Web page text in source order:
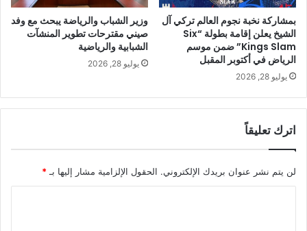
بمشاركة نخبة نجوم العالم تركي آل
الشيخ يعلن إقامة بطولة “Six
Kings Slam” ضمن موسم
الرياض في أكتوبر المقبل
يوليو 28, 2026
وزير الشباب والرياضة يبحث مع وفد
صيني مقترحات تطوير المنشآت
الشبابية والرياضية
يوليو 28, 2026
اترك تعليقاً
لن يتم نشر عنوان بريدك الإلكتروني. الحقول الإلزامية مشار إليها بـ *